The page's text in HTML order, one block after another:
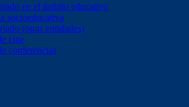
en el ámbito educativo
socioeducativa
(otras entidades)
cine
conferencias